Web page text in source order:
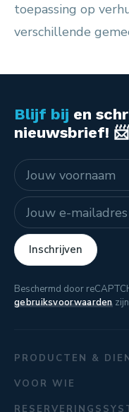
toepassing op
verschillende
Blijf bij en
nieuwsbrief! 📨
Naam
E-mailadres
Inschrijven
Beschermd door
gebruiksvoorwaarden
PRODUCTEN &
VOOR WIE